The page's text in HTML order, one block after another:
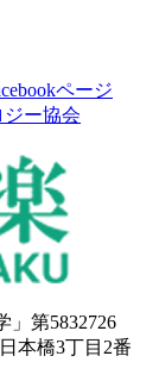
」第5832726
本橋3丁目2番